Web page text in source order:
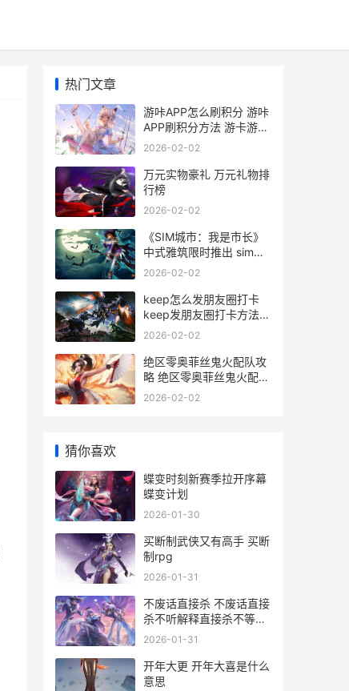
热门文章
游咔APP怎么刷积分 游咔
APP刷积分方法 游卡游戏
中心
2026-02-02
万元实物豪礼 万元礼物排
行榜
2026-02-02
《SIM城市：我是市长》
中式雅筑限时推出 sim
city攻略
2026-02-02
keep怎么发朋友圈打卡
keep发朋友圈打卡方法
keep怎么发圈
2026-02-02
绝区零奥菲丝鬼火配队攻
略 绝区零奥菲丝鬼火配音
cv
2026-02-02
猜你喜欢
蝶变时刻新赛季拉开序幕
蝶变计划
2026-01-30
买断制武侠又有高手 买断
制rpg
2026-01-31
不废话直接杀 不废话直接
杀不听解释直接杀不等说
话直接杀
2026-01-31
开年大更 开年大喜是什么
意思